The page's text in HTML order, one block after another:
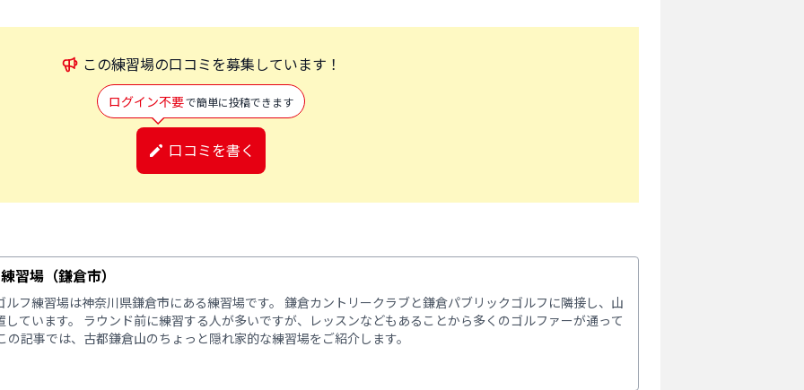
この練習場の口コミを募集しています！
ログイン不要で簡単に投稿できます
口コミを書く
習場（鎌倉市）
ルフ練習場は神奈川県鎌倉市にある練習場です。 鎌倉カントリークラブと鎌倉パブリックゴルフに隣接し、山
しています。 ラウンド前に練習する人が多いですが、レッスンなどもあることから多くのゴルファーが通って
の記事では、古都鎌倉山のちょっと隠れ家的な練習場をご紹介します。